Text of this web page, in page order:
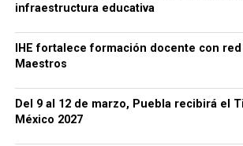
infraestructura educativa
IHE fortalece formación docente con
Maestros
Del 9 al 12 de marzo, Puebla recibirá el
México 2027